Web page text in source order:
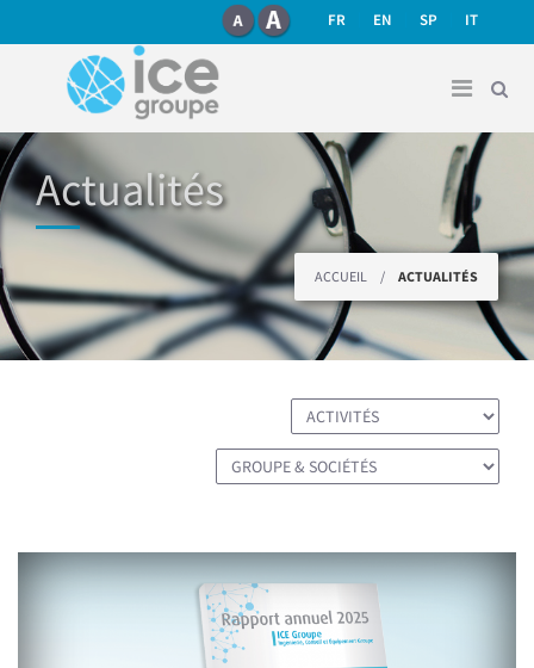
FR EN SP IT
recherche
Actualités
Vous êtes ici ACCUEIL / ACTUALITÉS